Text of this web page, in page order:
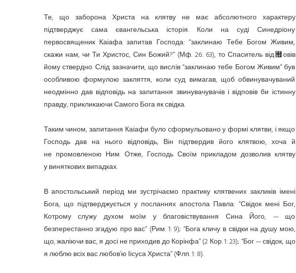
Те, що заборона Христа на клятву не має абсолютного характеру
підтверджує сама євангельська історія. Коли на суді Синедріону
первосвященик Каіафа запитав Господа: “заклинаю Тебе Богом Живим,
скажи нам, чи Ти Христос, Син Божий?” (Мф. 26: 63), то Спаситель від﾿овів
йому ствердно. Слід зазначити, що вислів “заклинаю тебе Богом Живим” був
особливою формулою закляття, коли суд вимагав, щоб обвинувачуваний
неодмінно дав відповідь на запитання звинувачувачів і відповів би істинну
правду, прикликаючи Самого Бога як свідка.
Таким чином, запитання Каіафи було сформульовано у формі клятви, і якщо
Господь дав на нього відповідь, Він підтвердив його клятвою, хоча й
не промовленою Ним. Отже, Господь Своїм прикладом дозволив клятву
у виняткових випадках.
В апостольський період ми зустрічаємо практику клятвених закликів імені
Бога, що підтверджується у посланнях апостола Павла: “Свідок мені Бог,
Котрому служу духом моїм у благовіствування Сина Його, — що
безперестанно згадую про вас” (Рим. 1: 9); “Бога кличу в свідки на душу мою,
що, жаліючи вас, я досі не приходив до Корінфа” (2 Кор. 1: 23); “Бог — свідок, що
я люблю всіх вас любов’ю Іісуса Христа” (Флп. 1: 8).